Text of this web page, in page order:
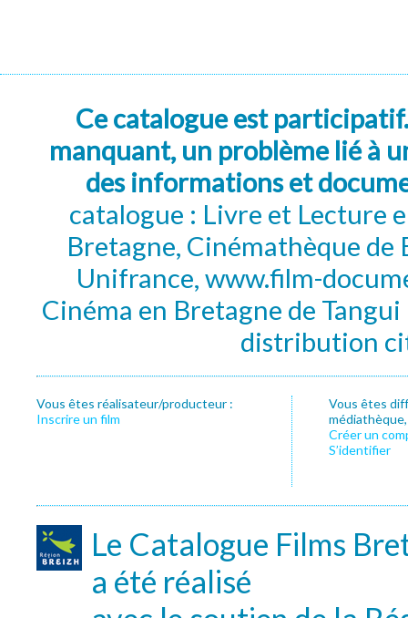
Ce catalogue est
manquant, un problème lié à
des informations et
catalogue : Livre et Lecture
Bretagne, Cinémathèque de
Unifrance, www.film-
Cinéma en Bretagne de
distribution
Vous êtes réalisateur/producteur :
Inscrire un film
Vous êtes
Créer un
S’identifier
Le Catalogue Films
a été réalisé